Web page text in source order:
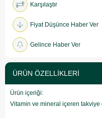
Karşılaştır
Fiyat Düşünce Haber Ver
Gelince Haber Ver
ÜRÜN ÖZELLIKLERI
Ürün içeriği:
Vitamin ve mineral içeren takviye